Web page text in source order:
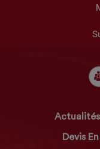
Actualités
Devis